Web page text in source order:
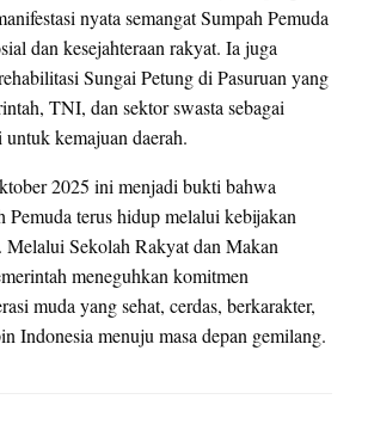
nyata semangat Sumpah Pemuda
dan kesejahteraan rakyat. Ia juga
Sungai Petung di Pasuruan yang
TNI, dan sektor swasta sebagai
kemajuan daerah.
2025 ini menjadi bukti bahwa
Pemuda terus hidup melalui kebijakan
Melalui Sekolah Rakyat dan Makan
meneguhkan komitmen
muda yang sehat, cerdas, berkarakter,
Indonesia menuju masa depan gemilang.